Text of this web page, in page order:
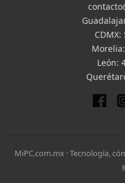
CDMX:
Morelia:
León:
MiPC.com.mx · Tecnología,